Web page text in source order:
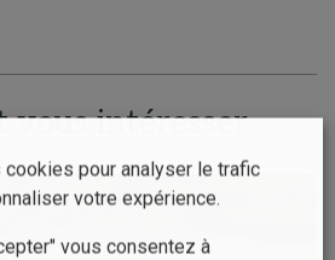
vous intéresser
pour analyser le trafic
votre expérience.
vous consentez à